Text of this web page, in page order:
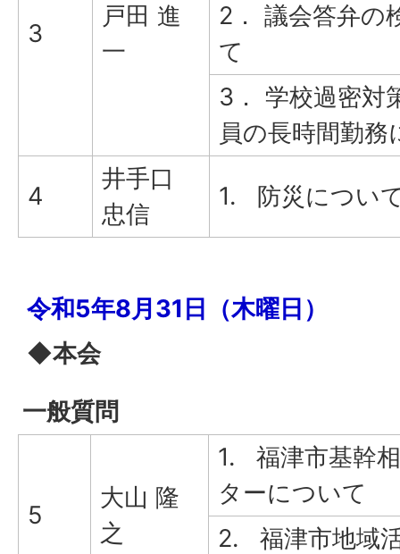
3
戸田 進
一
2． 議会答弁の
て
3． 学校過密対
員の長時間勤務
4
井手口
忠信
1. 防災につい
令和5年8月31日（木曜日）
◆本会
一般質問
5
大山 隆
之
1. 福津市基幹
ターについて
2. 福津市地域